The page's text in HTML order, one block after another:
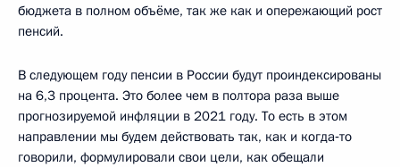
бюджета в полном объёме, так же как и опережающий рост
пенсий.
В следующем году пенсии в России будут проиндексированы
на 6,3 процента. Это более чем в полтора раза выше
прогнозируемой инфляции в 2021 году. То есть в этом
направлении мы будем действовать так, как и когда‑то
говорили, формулировали свои цели, как обещали